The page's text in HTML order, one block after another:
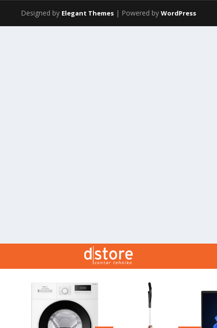
Designed by Elegant Themes | Powered by WordPress